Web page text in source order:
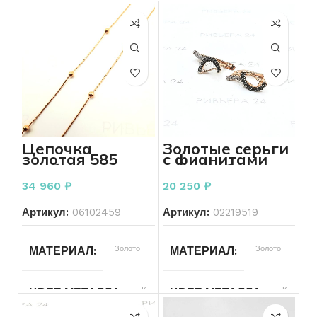
Цепочка
золотая 585
пробы 4,37
грамм 63 см
34 960 ₽
Артикул: 06102459
МАТЕРИАЛ Золото
ЦВЕТ МЕТАЛЛА Красный
Золотые серьги
с фианитами
585 пробы 2,70
грамм
20 250 ₽
Артикул: 02219519
МАТЕРИАЛ Золото
ЦВЕТ МЕТАЛЛА Красный